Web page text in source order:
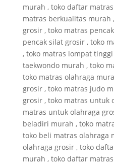
murah , toko daftar
matras berkualitas murah
grosir , toko matras
pencak silat grosir , toko
, toko matras lompat
taekwondo murah , toko
toko matras olahraga
grosir , toko matras judo
grosir , toko matras untuk
matras untuk olahraga
beladiri murah , toko
toko beli matras olahraga
olahraga grosir , toko
murah , toko daftar